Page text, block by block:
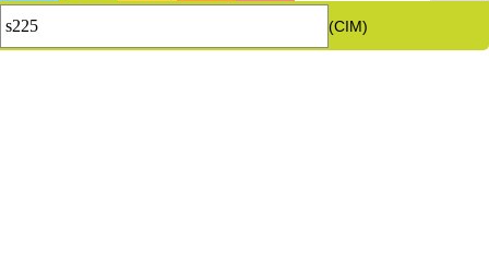
(CIM)